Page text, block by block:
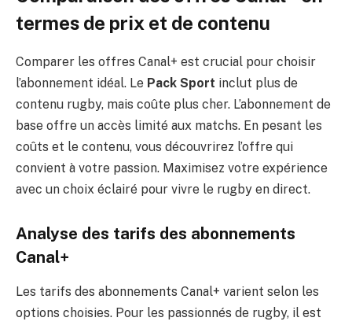
termes de prix et de contenu
Comparer les offres Canal+ est crucial pour choisir
l’abonnement idéal. Le Pack Sport inclut plus de
contenu rugby, mais coûte plus cher. L’abonnement de
base offre un accès limité aux matchs. En pesant les
coûts et le contenu, vous découvrirez l’offre qui
convient à votre passion. Maximisez votre expérience
avec un choix éclairé pour vivre le rugby en direct.
Analyse des tarifs des abonnements
Canal+
Les tarifs des abonnements Canal+ varient selon les
options choisies. Pour les passionnés de rugby, il est